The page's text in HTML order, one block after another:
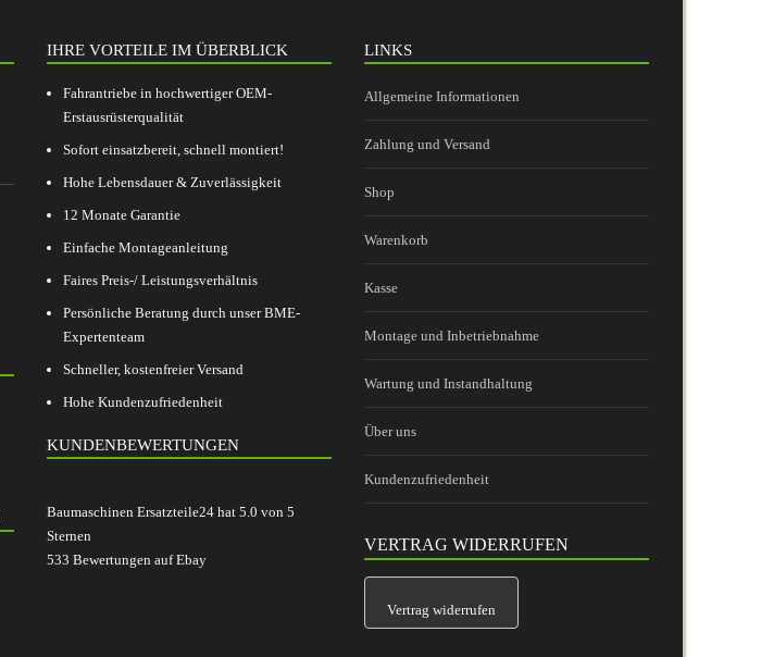
IHRE VORTEILE IM ÜBERBLICK
Fahrantriebe in hochwertiger OEM-
Erstausrüsterqualität
Sofort einsatzbereit, schnell montiert!
Hohe Lebensdauer & Zuverlässigkeit
12 Monate Garantie
Einfache Montageanleitung
Faires Preis-/ Leistungsverhältnis
Persönliche Beratung durch unser BME-
Expertenteam
Schneller, kostenfreier Versand
Hohe Kundenzufriedenheit
KUNDENBEWERTUNGEN
Baumaschinen Ersatzteile24 hat 5.0 von 5
Sternen
533 Bewertungen auf Ebay
LINKS
Allgemeine Informationen
Zahlung und Versand
Shop
Warenkorb
Kasse
Montage und Inbetriebnahme
Wartung und Instandhaltung
Über uns
Kundenzufriedenheit
VERTRAG WIDERRUFEN
Vertrag widerrufen